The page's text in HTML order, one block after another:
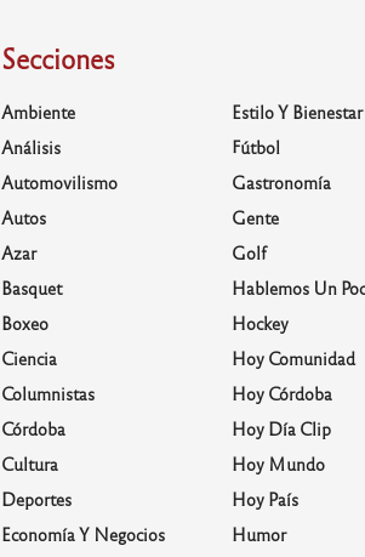
Secciones
Ambiente
Análisis
Automovilismo
Autos
Azar
Basquet
Boxeo
Ciencia
Columnistas
Córdoba
Cultura
Deportes
Economía Y Negocios
Estilo Y Bienestar
Fútbol
Gastronomía
Gente
Golf
Hablemos Un
Hockey
Hoy Comunidad
Hoy Córdoba
Hoy Día Clip
Hoy Mundo
Hoy País
Humor